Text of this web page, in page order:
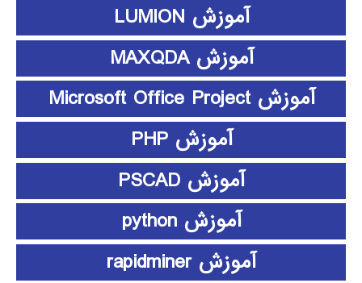
آموزش LUMION
آموزش MAXQDA
آموزش Microsoft Office Project
آموزش PHP
آموزش PSCAD
آموزش python
آموزش rapidminer